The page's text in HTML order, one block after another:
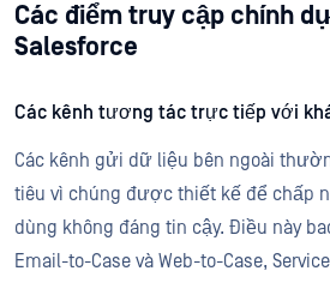
Các điểm truy cập chính
Salesforce
Các kênh tương tác trực tiếp với
Các kênh gửi dữ liệu bên ngoài
tiêu vì chúng được thiết kế để chấp
dùng không đáng tin cậy. Điều này
Email-to-Case và Web-to-Case,